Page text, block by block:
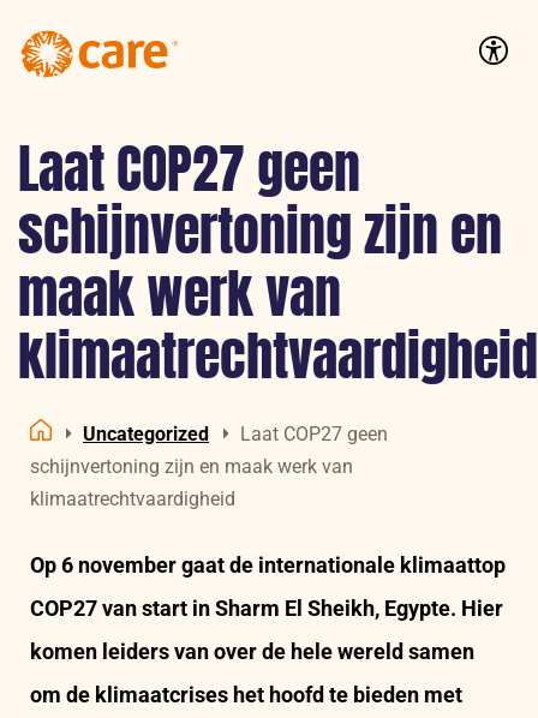
Laat COP27 geen
schijnvertoning zijn en
maak werk van
klimaatrechtvaardigheid
Home
Uncategorized
Laat COP27 geen
schijnvertoning zijn en maak werk van
klimaatrechtvaardigheid
Op 6 november gaat de internationale klimaattop
COP27 van start in Sharm El Sheikh, Egypte. Hier
komen leiders van over de hele wereld samen
om de klimaatcrises het hoofd te bieden met